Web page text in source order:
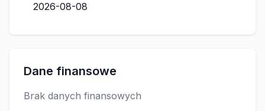
2026-08-08
Dane finansowe
Brak danych finansowych